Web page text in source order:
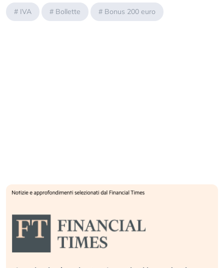
# IVA # Bollette # Bonus 200 euro